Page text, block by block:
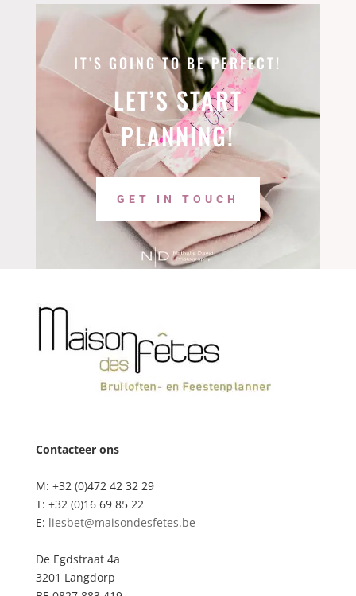
IT’S GOING TO BE PERFECT!
LET’S START
PLANNING!
GET IN TOUCH
Contacteer ons
M: +32 (0)472 42 32 29
T: +32 (0)16 69 85 22
E: liesbet@maisondesfetes.be
De Egdstraat 4a
3201 Langdorp